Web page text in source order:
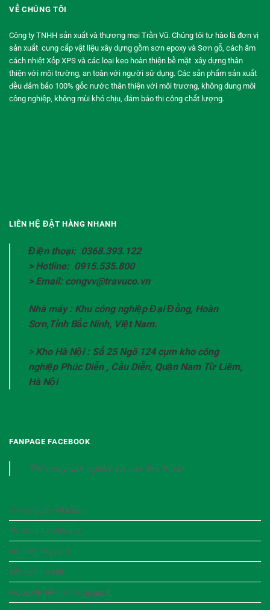
VỀ CHÚNG TÔI
Công ty TNHH sản xuất và thương mại Trần Vũ. Chúng tôi tự hào là đơn vị
sản xuất cung cấp vật liệu xây dựng gồm sơn epoxy và Sơn gỗ, cách âm
cách nhiệt Xốp XPS và các loại keo hoàn thiện bề mặt xây dựng thân
thiện với môi trường, an toàn với người sử dụng. Các sản phẩm sản xuất
đều đảm bảo 100% gốc nước thân thiện với môi trương, không dung môi
công nghiệp, không mùi khó chịu, đảm bảo thi công chất lượng.
LIÊN HỆ ĐẶT HÀNG NHANH
Điện thoại: 0368.393.122
> Hotline: 0915.535.800
> Email: congvv@travuco.vn
Nhà máy : Khu công nghiệp Đại Đồng, Hoàn
Sơn,Tỉnh Bắc Ninh, Việt Nam.
> Kho Hà Nội : Số 25 Ngõ 124 cụm kho công
nghiệp Phúc Diễn , Cầu Diễn, Quận Nam Từ Liêm,
Hà Nội
FANPAGE FACEBOOK
Thi cong san epoxy va san the thao
Thi công sân Pickleball
Thi công sân Bóng rổ
Xốp XPS dày 5cm
Xốp XPS Hà Nội
Keo xử lý vết nứt tường gạch